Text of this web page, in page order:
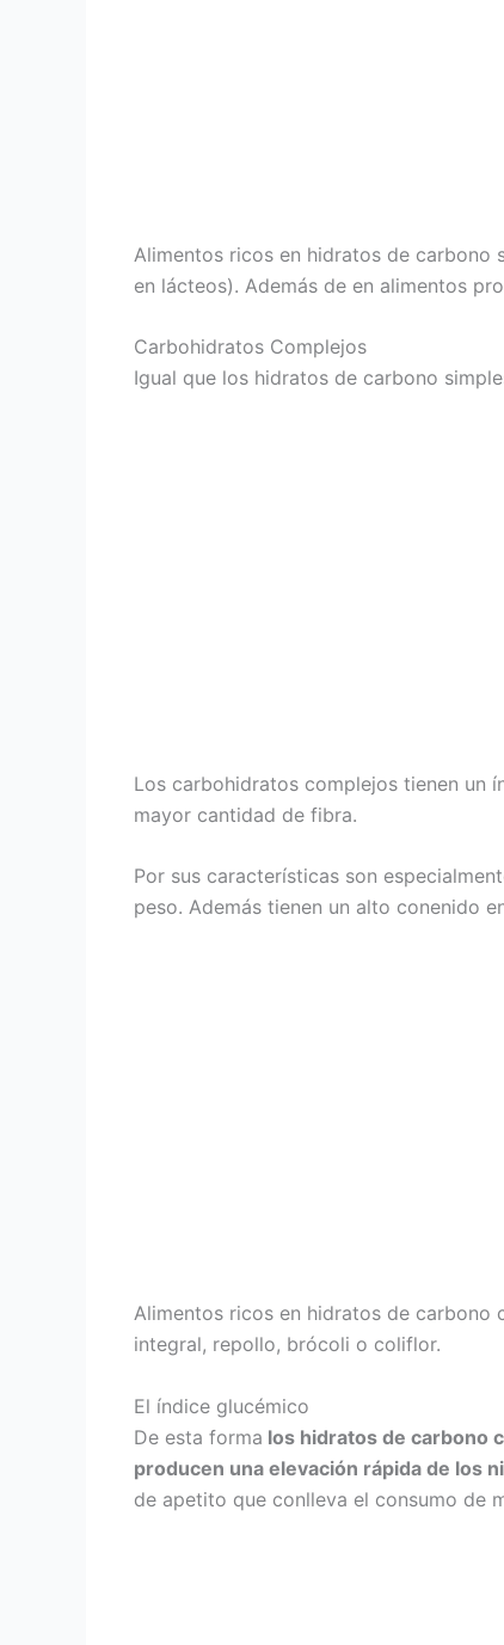
Alimentos ricos en hidratos de carbono
en lácteos). Además de en alimentos
Carbohidratos Complejos
Igual que los hidratos de carbono
Los carbohidratos complejos tienen un
mayor cantidad de fibra.
Por sus características son
peso. Además tienen un alto conenido
Alimentos ricos en hidratos de carbono
integral, repollo, brócoli o coliflor.
El índice glucémico
De esta forma los hidratos de carbono
producen una elevación rápida de los
de apetito que conlleva el consumo de